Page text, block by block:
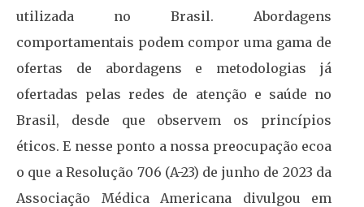
utilizada no Brasil. Abordagens
comportamentais podem compor uma gama de
ofertas de abordagens e metodologias já
ofertadas pelas redes de atenção e saúde no
Brasil, desde que observem os princípios
éticos. E nesse ponto a nossa preocupação ecoa
o que a Resolução 706 (A-23) de junho de 2023 da
Associação Médica Americana divulgou em